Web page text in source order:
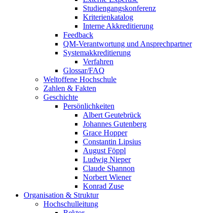
Studiengangskonferenz
Kriterienkatalog
Interne Akkreditierung
Feedback
QM-Verantwortung und Ansprechpartner
Systemakkreditierung
Verfahren
Glossar/FAQ
Weltoffene Hochschule
Zahlen & Fakten
Geschichte
Persönlichkeiten
Albert Geutebrück
Johannes Gutenberg
Grace Hopper
Constantin Lipsius
August Föppl
Ludwig Nieper
Claude Shannon
Norbert Wiener
Konrad Zuse
Organisation & Struktur
Hochschulleitung